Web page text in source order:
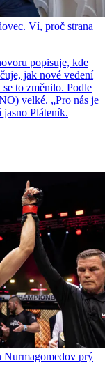
Ví, proč strana
popisuje, kde
jak nové vedení
to změnilo. Podle
velké. „Pro nás je
Pláteník.
Nurmagomedov prý